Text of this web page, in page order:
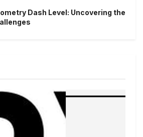
Dash Level: Uncovering the